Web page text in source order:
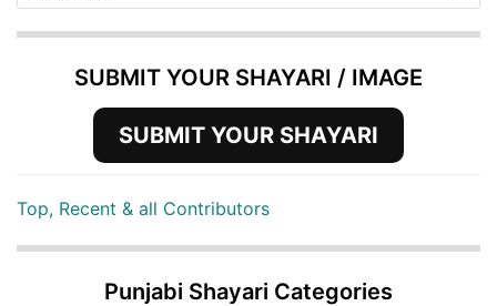
SUBMIT YOUR SHAYARI / IMAGE
SUBMIT YOUR SHAYARI
Top, Recent & all Contributors
Punjabi Shayari Categories